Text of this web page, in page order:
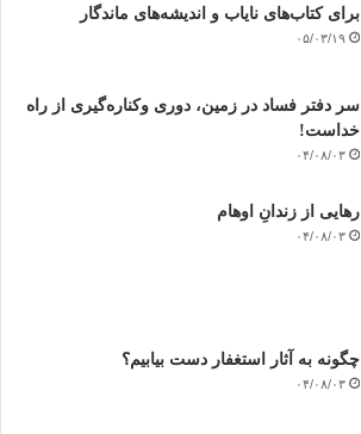
برای کتاب‌های نایاب و اندیشه‌های ماندگار
۰۵/۰۳/۱۹
سر دفتر فساد در زمین‌، دوری وکناره‌گیری از راه
خداست‌!
۰۴/۰۸/۰۳
رهایی از زندانِ اوهام
۰۴/۰۸/۰۳
چگونه به آثار استغفار دست بیابیم؟
۰۴/۰۸/۰۳